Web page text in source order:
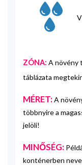
ZÓNA: A növény
táblázata
MÉRET:A
többnyire a
jelöli!
MINŐSÉG:
konténerben